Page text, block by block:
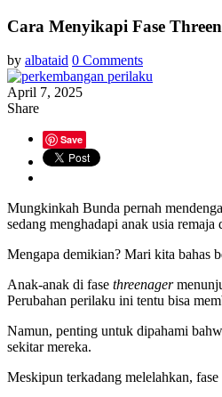
Cara Menyikapi Fase
by albataid 0 Comments
April 7, 2025
Share
Save
Mungkinkah Bunda pernah
sedang menghadapi anak usia remaja
Mengapa demikian? Mari kita bahas
Anak-anak di fase threenager
Perubahan perilaku ini tentu bisa
Namun, penting untuk dipahami
sekitar mereka.
Meskipun terkadang melelahkan,